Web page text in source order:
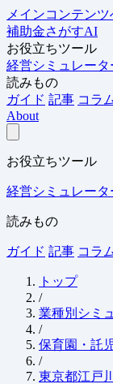
メインコンテン
補助金さがすAI
お役立ちツール
経営シミュレータ
読みもの
ガイド 記事 コラ
About
お役立ちツール
経営シミュレータ
読みもの
ガイド 記事 コラ
トップ
/
業種別シミ
/
保育園・託
/
東京都江戸